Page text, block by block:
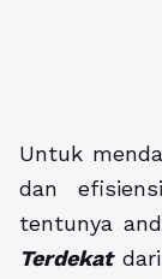
Untuk
dan
tentunya
Terdekatdari